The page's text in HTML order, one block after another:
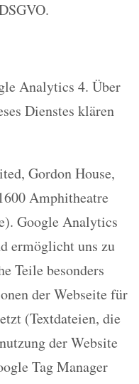
Analytics 4. Über
Dienstes klären
Gordon House,
Amphitheatre
Google Analytics
ermöglicht uns zu
Teile besonders
der Webseite für
(Textdateien, die
der Website
Tag Manager